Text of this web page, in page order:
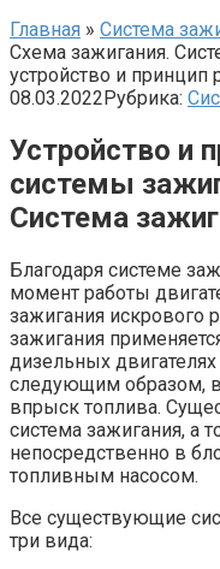
Главная » Система
Cхема зажигания.
устройство и принцип
08.03.2022Рубрика:
Устройство и
системы
Система
Благодаря системе
момент работы
зажигания искрового
зажигания
дизельных
следующим образом,
впрыск топлива.
система зажигания, а
непосредственно в
топливным насосом.
Все существующие
три вида: